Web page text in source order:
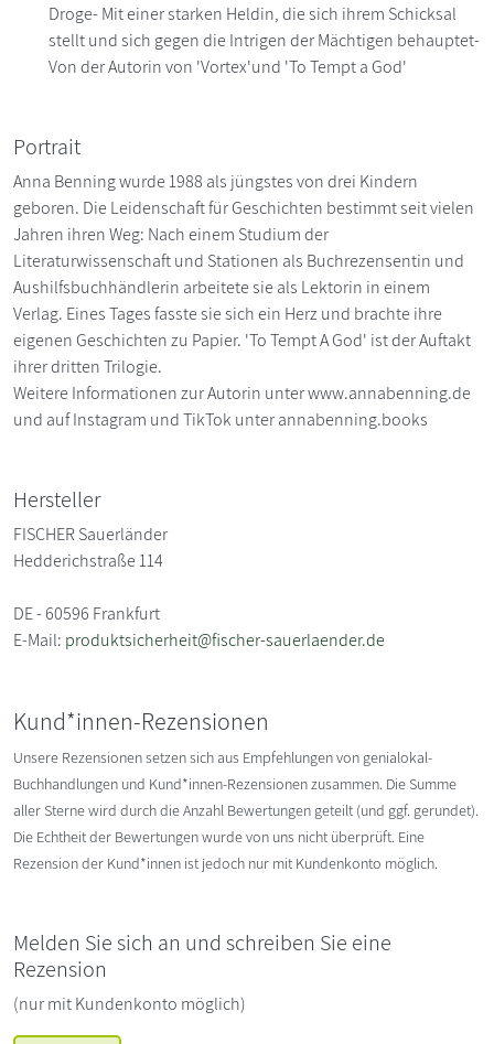
Droge- Mit einer starken Heldin, die sich ihrem Schicksal
stellt und sich gegen die Intrigen der Mächtigen behauptet-
Von der Autorin von 'Vortex'und 'To Tempt a God'
Portrait
Anna Benning wurde 1988 als jüngstes von drei Kindern
geboren. Die Leidenschaft für Geschichten bestimmt seit vielen
Jahren ihren Weg: Nach einem Studium der
Literaturwissenschaft und Stationen als Buchrezensentin und
Aushilfsbuchhändlerin arbeitete sie als Lektorin in einem
Verlag. Eines Tages fasste sie sich ein Herz und brachte ihre
eigenen Geschichten zu Papier. 'To Tempt A God' ist der Auftakt
ihrer dritten Trilogie.
Weitere Informationen zur Autorin unter www.annabenning.de
und auf Instagram und TikTok unter annabenning.books
Hersteller
FISCHER Sauerländer
Hedderichstraße 114
DE - 60596 Frankfurt
E-Mail: produktsicherheit@fischer-sauerlaender.de
Kund*innen-Rezensionen
Unsere Rezensionen setzen sich aus Empfehlungen von genialokal-
Buchhandlungen und Kund*innen-Rezensionen zusammen. Die Summe
aller Sterne wird durch die Anzahl Bewertungen geteilt (und ggf. gerundet).
Die Echtheit der Bewertungen wurde von uns nicht überprüft. Eine
Rezension der Kund*innen ist jedoch nur mit Kundenkonto möglich.
Melden Sie sich an und schreiben Sie eine
Rezension
(nur mit Kundenkonto möglich)